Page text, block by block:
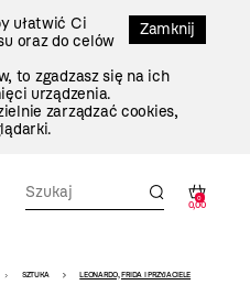
Zamknij
ułatwić Ci
oraz do celów
to zgadzasz się na ich
urządzenia.
zarządzać cookies,
0
0,00
SZTUKA LEONARDO, FRIDA I PRZYJACIELE